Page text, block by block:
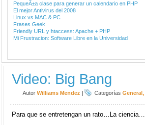
PequeÃ±a clase para generar un calendario en PHP
El mejor Antivirus del 2008
Linux vs MAC & PC
Frases Geek
Friendly URL y htaccess: Apache + PHP
Mi Frustracion: Software Libre en la Universidad
Video: Big Bang
Autor Williams Mendez | Categorías General,
Para que se entretengan un rato…La ciencia…